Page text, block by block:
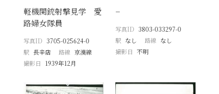
軽機関銃射撃見学 愛
路婦女隊員
写真ID 3705-025624-0
駅 長辛店 路線 京漢線
撮影日
1939年12月
−
写真ID 3803-033297-0
駅 なし 路線 なし
撮影日 不明